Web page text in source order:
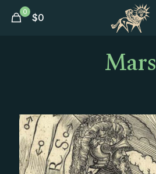
0 $0
Mars